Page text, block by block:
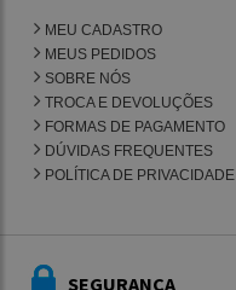
MEU CADASTRO
MEUS PEDIDOS
SOBRE NÓS
TROCA E DEVOLUÇÕES
FORMAS DE PAGAMENTO
DÚVIDAS FREQUENTES
POLÍTICA DE PRIVACIDADE
SEGURANÇA